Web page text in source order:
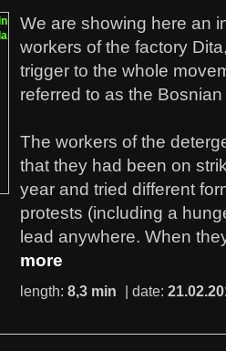
We are showing here an
workers of the factory
trigger to the whole
referred to as the
The workers of the
that they had been on
year and tried different
protests (including a
lead anywhere. When
more
length: 8,3 min | date: